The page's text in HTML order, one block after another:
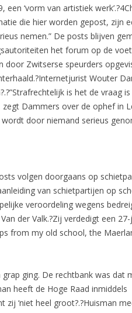
‘vorm van artistiek
die hier worden gepost, zijn
nemen.” De posts blijven
het forum op de
door Zwitserse speurders
Wouter
is het de vraag
Dammers over de ophef in
door niemand serieus
volgen doorgaans op
van schietpartijen op
veroordeling wegens
der Valk.?Zij verdedigt een
from my old school, the
ging. De rechtbank was dat
heeft de Hoge Raad inmiddels
‘niet heel groot?.?Huisman